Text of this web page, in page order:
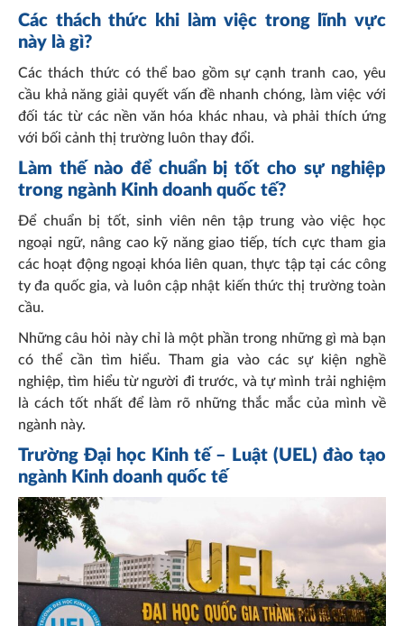
Các thách thức khi làm việc trong lĩnh vực
này là gì?
Các thách thức có thể bao gồm sự cạnh tranh cao, yêu
cầu khả năng giải quyết vấn đề nhanh chóng, làm việc với
đối tác từ các nền văn hóa khác nhau, và phải thích ứng
với bối cảnh thị trường luôn thay đổi.
Làm thế nào để chuẩn bị tốt cho sự nghiệp
trong ngành Kinh doanh quốc tế?
Để chuẩn bị tốt, sinh viên nên tập trung vào việc học
ngoại ngữ, nâng cao kỹ năng giao tiếp, tích cực tham gia
các hoạt động ngoại khóa liên quan, thực tập tại các công
ty đa quốc gia, và luôn cập nhật kiến thức thị trường toàn
cầu.
Những câu hỏi này chỉ là một phần trong những gì mà bạn
có thể cần tìm hiểu. Tham gia vào các sự kiện nghề
nghiệp, tìm hiểu từ người đi trước, và tự mình trải nghiệm
là cách tốt nhất để làm rõ những thắc mắc của mình về
ngành này.
Trường Đại học Kinh tế – Luật (UEL) đào tạo
ngành Kinh doanh quốc tế